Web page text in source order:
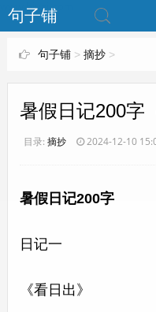
www.bjuzi.com
句子铺
句子铺> 摘抄>
暑假日记200字
目录: 摘抄 2024-12-10
暑假日记200字
日记一
《看日出》